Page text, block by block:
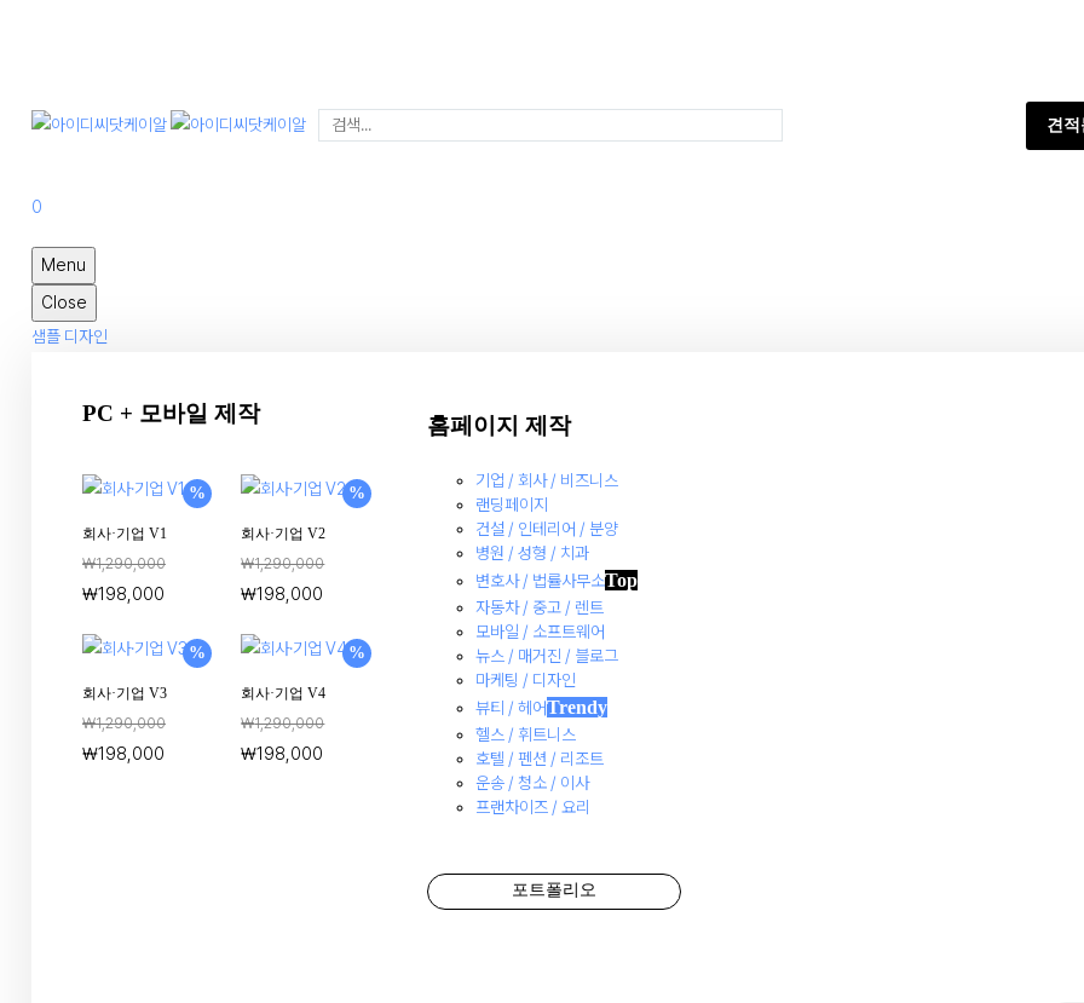
견
0
Menu
Close
샘플 디자인
PC + 모바일 제작
%
회사·기업 V1
₩1,290,000
₩198,000
%
회사·기업 V2
₩1,290,000
₩198,000
%
회사·기업 V3
₩1,290,000
₩198,000
%
회사·기업 V4
₩1,290,000
₩198,000
홈페이지 제작
기업 / 회사 / 비즈니스
랜딩페이지
건설 / 인테리어 / 분양
병원 / 성형 / 치과
변호사 / 법률사무소Top
자동차 / 중고 / 렌트
모바일 / 소프트웨어
뉴스 / 매거진 / 블로그
마케팅 / 디자인
뷰티 / 헤어Trendy
헬스 / 휘트니스
호텔 / 펜션 / 리조트
운송 / 청소 / 이사
프랜차이즈 / 요리
포트폴리오